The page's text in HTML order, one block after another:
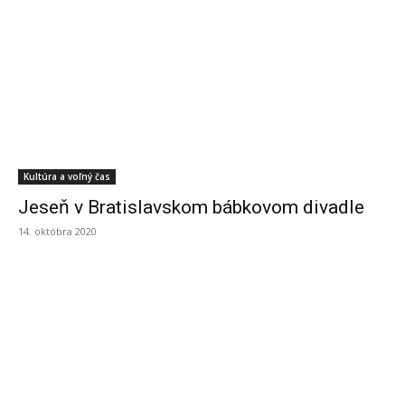
Kultúra a voľný čas
Jeseň v Bratislavskom bábkovom divadle
14. októbra 2020